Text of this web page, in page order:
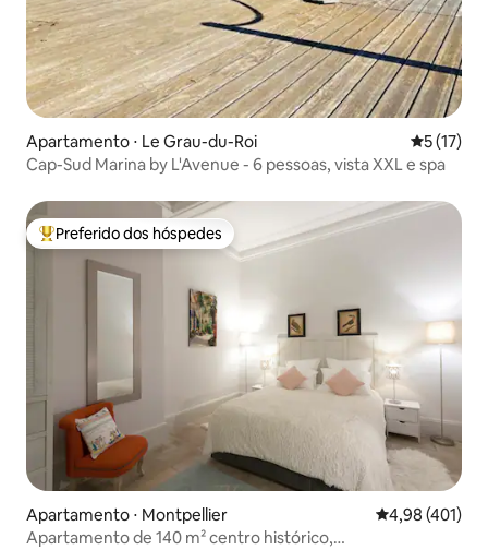
Apartamento ⋅ Le Grau-du-Roi 5 de uma
5 (17)
Cap-Sud Marina by L'Avenue - 6 pessoas, vista XXL e spa
Entre os melhores preferidos dos hóspedes
Preferido dos hóspedes
Apartamento ⋅ Montpellier 4,98 de uma
4,98 (401)
Apartamento de 140 m² centro histórico,